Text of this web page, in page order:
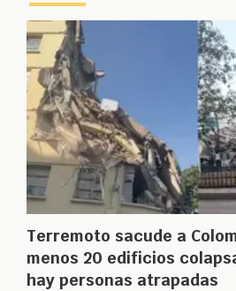
Terremoto sacude a
menos 20 edificios
hay personas atrapadas